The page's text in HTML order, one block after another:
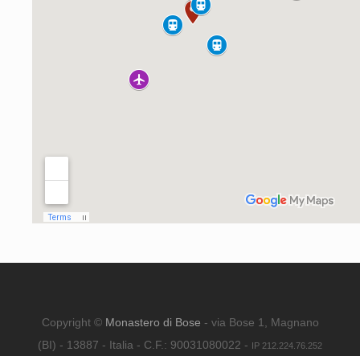
Copyright © Monastero di Bose - via Bose 1, Magnano
(BI) - 13887 - Italia - C.F.: 90031080022 - IP 212.224.76.252